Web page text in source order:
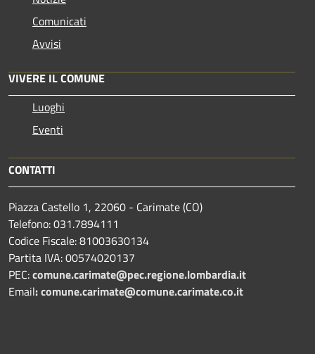
Comunicati
Avvisi
VIVERE IL COMUNE
Luoghi
Eventi
CONTATTI
Piazza Castello 1, 22060 - Carimate (CO)
Telefono: 031.7894111
Codice Fiscale: 81003630134
Partita IVA: 00574020137
PEC:comune.carimate@pec.regione.lombardia.it
Email:comune.carimate@comune.carimate.co.it